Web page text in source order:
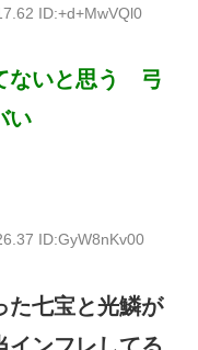
ID:+d+MwVQl0
ないと思う 弓
い
ID:GyW8nKv00
た七宝と光鱗が